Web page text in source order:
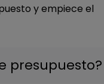
y empiece el
presupuesto?